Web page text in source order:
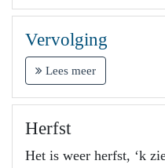
Vervolging
Lees meer
Herfst
Het is weer herfst, ‘k